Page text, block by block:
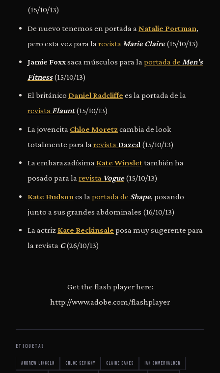
(15/10/13)
De nuevo tenemos en portada a Natalie Portman,
pero esta vez para la revista Marie Claire(15/10/13)
Jamie Foxxsaca músculos para la portada de Men's
Fitness(15/10/13)
El británico Daniel Radcliffe es la portada de la
revista Flaunt(15/10/13)
La jovencita Chloe Moretzcambia de look
totalmente para la revista Dazed (15/10/13)
La embarazadísima Kate Winslettambién ha
posado para la revista Vogue(15/10/13)
Kate Hudson es la portada de Shape, posando
junto a sus grandes abdominales (16/10/13)
La actriz Kate Beckinsale posa muy sugerente para
la revista C(26/10/13)
Get the flash player here:
http://www.adobe.com/flashplayer
ETIQUETAS
Andrew Lincoln Chloe Sevigny Claire Danes Ian Somerhalder